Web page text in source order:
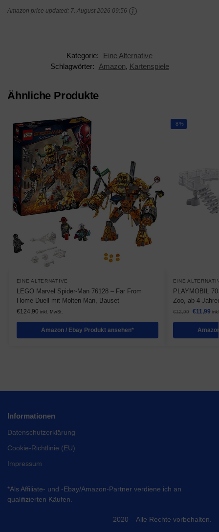
Amazon price updated: 7. August 2026 09:56
Kategorie:
Eine Alternative
Schlagwörter:
Amazon, Kartenspiele
Ähnliche Produkte
EINE ALTERNATIVE
LEGO Marvel Spider-Man 76128 – Far From
Home Duell mit Molten Man, Bauset
€124,90 inkl. MwSt.
Amazon / Ebay Produkt ansehen*
-8%
EINE
PLAYMOBIL
Zoo, ab 4
€12,99 €11,99
Informationen
Datenschutzerklärung
Cookie-Richtlinie (EU)
Impressum
*Als Affiliate- und -Ebay/Amazon-Partner verdiene ich an
qualifizierten Käufen.
2020 – Alle Rechte vorbehalten.